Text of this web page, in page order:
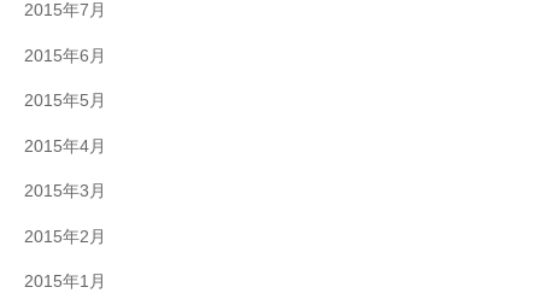
2015年7月
2015年6月
2015年5月
2015年4月
2015年3月
2015年2月
2015年1月